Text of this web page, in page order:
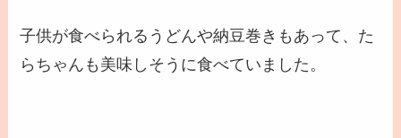
子供が食べられる うどんや納豆巻き もあって、た
らちゃんも美味しそうに食べていました。